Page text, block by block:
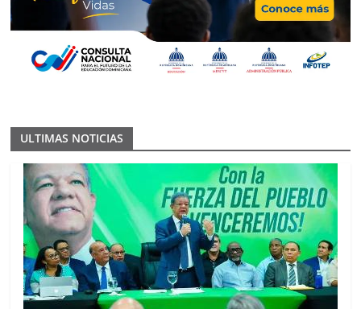
ULTIMAS NOTICIAS